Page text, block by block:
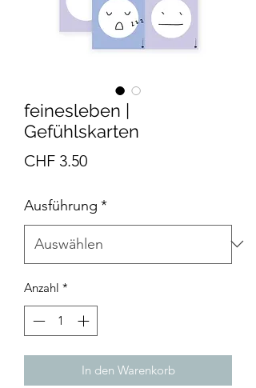
feinesleben |
Gefühlskarten
CHF 3.50Preis
Ausführung *
Anzahl *
In den Warenkorb